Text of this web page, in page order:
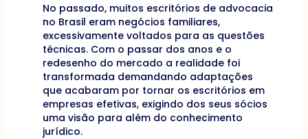
No passado, muitos escritórios de advocacia
no Brasil eram negócios familiares,
excessivamente voltados para as questões
técnicas. Com o passar dos anos e o
redesenho do mercado a realidade foi
transformada demandando adaptações
que acabaram por tornar os escritórios em
empresas efetivas, exigindo dos seus sócios
uma visão para além do conhecimento
jurídico.